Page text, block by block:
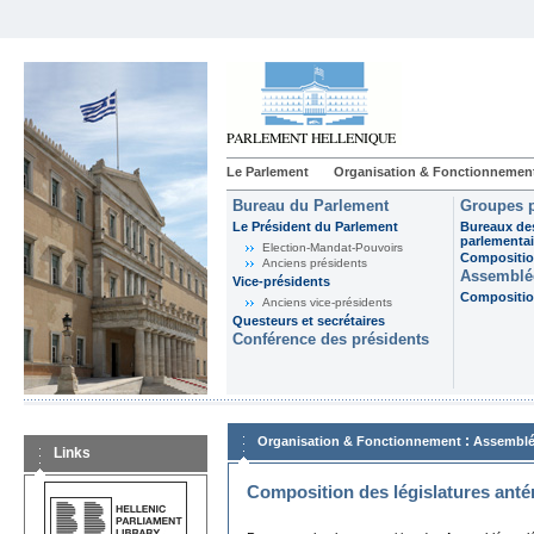
Le Parlement Organisation &
Bureau du Parlement
Le Président du Parlement
Election-Mandat-Pouvoirs
Anciens présidents
Vice-présidents
Anciens vice-présidents
Questeurs et secrétaires
Conférence des présidents
Groupes
Bureaux
Links
Organisation & Fonctionnement :
Composition des législatures